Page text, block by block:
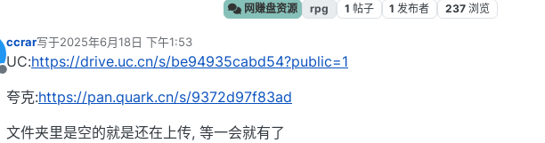
网赚盘资源 rpg 1 帖子 1 发布者 237 浏览
离线
ccrar写于2025年6月18日 下午1:53
最后由 编辑
UC:https://drive.uc.cn/s/be94935cabd54?public=1
夸克:https://pan.quark.cn/s/9372d97f83ad
文件夹里是空的就是还在上传, 等一会就有了